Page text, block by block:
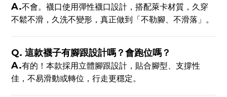
A.不會。襪口使用彈性襪口設計，搭配萊卡材質，久穿
不鬆不滑，久洗不變形，真正做到「不勒腳、不滑落」。
Q. 這款襪子有腳跟設計嗎？會跑位嗎？
A.有的！本款採用立體腳跟設計 ，貼合腳型、支撐性
佳，不易滑動或轉位，行走更穩定。